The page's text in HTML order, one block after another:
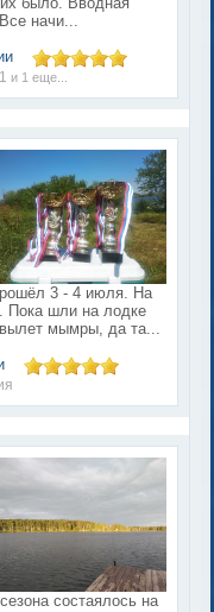
начи...
и 1 еще...
3 - 4 июля. На
Пока шли на лодке
мымры, да та...
состаялось на